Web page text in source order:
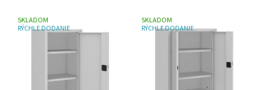
SKLADOM
RÝCHLE DODANIE
SKLADOM
RÝCHLE DODANIE